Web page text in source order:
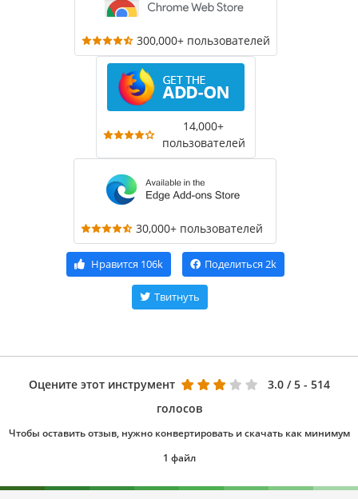
300,000+ пользователей
14,000+
пользователей
30,000+ пользователей
Нравится 106k Поделиться 2k
Твитнуть
Оцените этот инструмент 3.0 / 5 - 514
голосов
Чтобы оставить отзыв, нужно конвертировать и скачать как минимум
1 файл